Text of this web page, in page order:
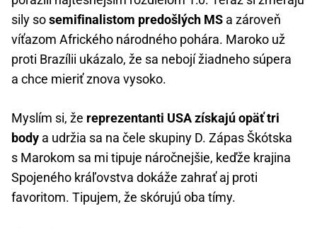
sily sosemifinalistom predošlých MS a zároveň
víťazom Afrického národného pohára. Maroko už
proti Brazílii ukázalo, že sa nebojí žiadneho súpera
a chce mieriť znova vysoko.
Myslím si, že reprezentanti USA získajú opäť tri
body a udržia sa na čele skupiny D. Zápas Škótska
s Marokom sa mi tipuje náročnejšie, keďže krajina
Spojeného kráľovstva dokáže zahrať aj proti
favoritom. Tipujem, že skórujú oba tímy.